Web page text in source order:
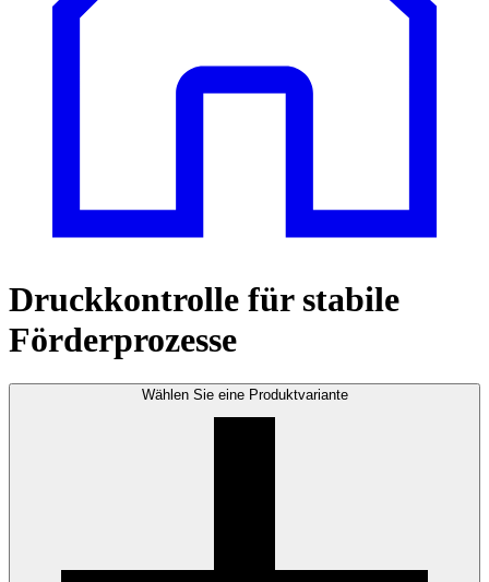
Druckkontrolle für stabile
Förderprozesse
Wählen Sie eine Produktvariante